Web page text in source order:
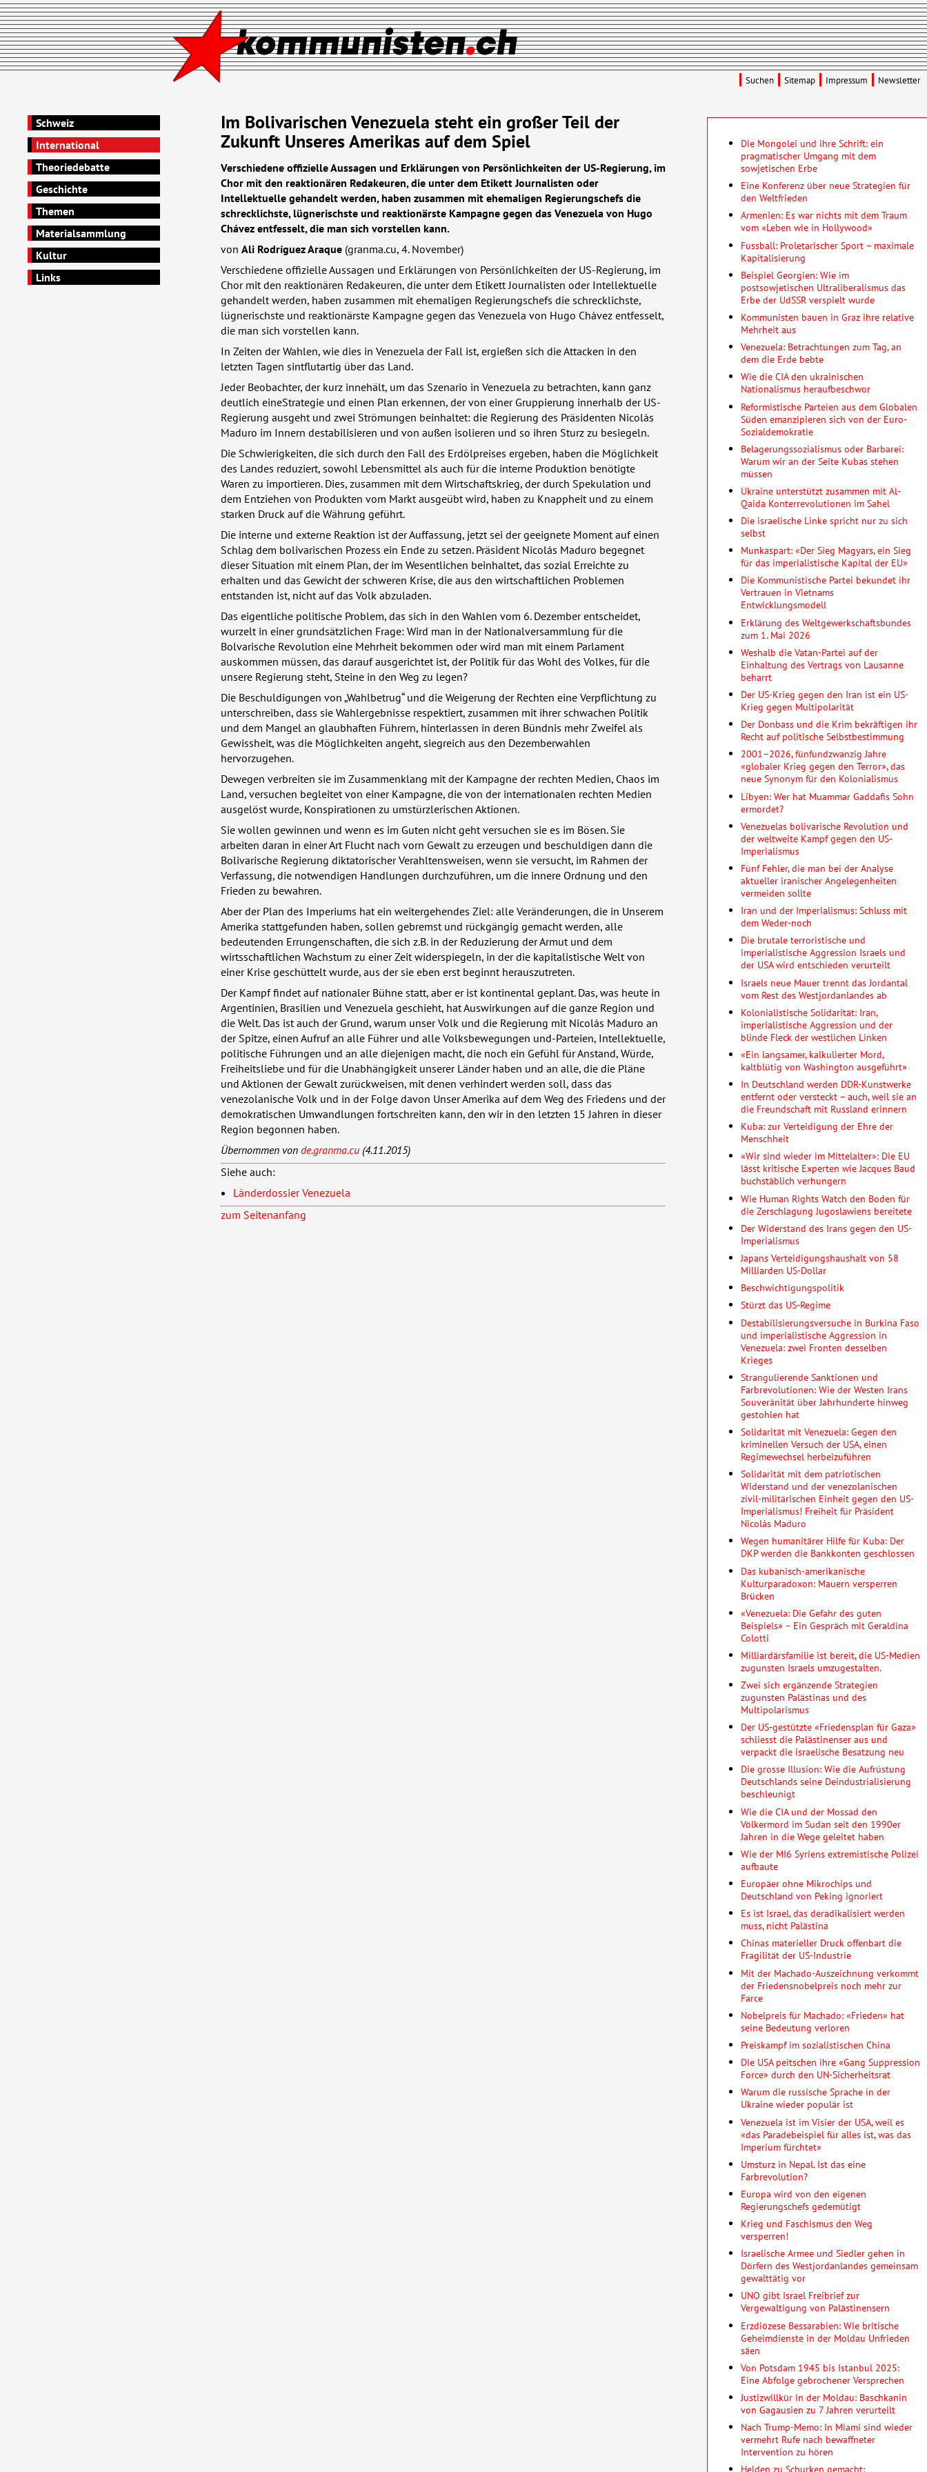
Schweiz
International
Theoriedebatte
Geschichte
Themen
Materialsammlung
Kultur
Links
Im Bolivarischen Venezuela steht ein großer Teil der
Zukunft Unseres Amerikas auf dem Spiel
Verschiedene offizielle Aussagen und Erklärungen von Persönlichkeiten der US-Regierung, im
Chor mit den reaktionären Redakeuren, die unter dem Etikett Journalisten oder
Intellektuelle gehandelt werden, haben zusammen mit ehemaligen Regierungschefs die
schrecklichste, lügnerischste und reaktionärste Kampagne gegen das Venezuela von Hugo
Chávez entfesselt, die man sich vorstellen kann.
von Ali Rodríguez Araque (granma.cu, 4. November)
Verschiedene offizielle Aussagen und Erklärungen von Persönlichkeiten der US-Regierung, im
Chor mit den reaktionären Redakeuren, die unter dem Etikett Journalisten oder Intellektuelle
gehandelt werden, haben zusammen mit ehemaligen Regierungschefs die schrecklichste,
lügnerischste und reaktionärste Kampagne gegen das Venezuela von Hugo Chávez entfesselt,
die man sich vorstellen kann.
In Zeiten der Wahlen, wie dies in Venezuela der Fall ist, ergießen sich die Attacken in den
letzten Tagen sintflutartig über das Land.
Jeder Beobachter, der kurz innehält, um das Szenario in Venezuela zu betrachten, kann ganz
deutlich eineStrategie und einen Plan erkennen, der von einer Gruppierung innerhalb der US-
Regierung ausgeht und zwei Strömungen beinhaltet: die Regierung des Präsidenten Nicolás
Maduro im Innern destabilisieren und von außen isolieren und so ihren Sturz zu besiegeln.
Die Schwierigkeiten, die sich durch den Fall des Erdölpreises ergeben, haben die Möglichkeit
des Landes reduziert, sowohl Lebensmittel als auch für die interne Produktion benötigte
Waren zu importieren. Dies, zusammen mit dem Wirtschaftskrieg, der durch Spekulation und
dem Entziehen von Produkten vom Markt ausgeübt wird, haben zu Knappheit und zu einem
starken Druck auf die Währung geführt.
Die interne und externe Reaktion ist der Auffassung, jetzt sei der geeignete Moment auf einen
Schlag dem bolivarischen Prozess ein Ende zu setzen. Präsident Nicolás Maduro begegnet
dieser Situation mit einem Plan, der im Wesentlichen beinhaltet, das sozial Erreichte zu
erhalten und das Gewicht der schweren Krise, die aus den wirtschaftlichen Problemen
entstanden ist, nicht auf das Volk abzuladen.
Das eigentliche politische Problem, das sich in den Wahlen vom 6. Dezember entscheidet,
wurzelt in einer grundsätzlichen Frage: Wird man in der Nationalversammlung für die
Bolvarische Revolution eine Mehrheit bekommen oder wird man mit einem Parlament
auskommen müssen, das darauf ausgerichtet ist, der Politik für das Wohl des Volkes, für die
unsere Regierung steht, Steine in den Weg zu legen?
Die Beschuldigungen von „Wahlbetrug“ und die Weigerung der Rechten eine Verpflichtung zu
unterschreiben, dass sie Wahlergebnisse respektiert, zusammen mit ihrer schwachen Politik
und dem Mangel an glaubhaften Führern, hinterlassen in deren Bündnis mehr Zweifel als
Gewissheit, was die Möglichkeiten angeht, siegreich aus den Dezemberwahlen
hervorzugehen.
Dewegen verbreiten sie im Zusammenklang mit der Kampagne der rechten Medien, Chaos im
Land, versuchen begleitet von einer Kampagne, die von der internationalen rechten Medien
ausgelöst wurde, Konspirationen zu umstürzlerischen Aktionen.
Sie wollen gewinnen und wenn es im Guten nicht geht versuchen sie es im Bösen. Sie
arbeiten daran in einer Art Flucht nach vorn Gewalt zu erzeugen und beschuldigen dann die
Bolivarische Regierung diktatorischer Verahltensweisen, wenn sie versucht, im Rahmen der
Verfassung, die notwendigen Handlungen durchzuführen, um die innere Ordnung und den
Frieden zu bewahren.
Aber der Plan des Imperiums hat ein weitergehendes Ziel: alle Veränderungen, die in Unserem
Amerika stattgefunden haben, sollen gebremst und rückgängig gemacht werden, alle
bedeutenden Errungenschaften, die sich z.B. in der Reduzierung der Armut und dem
wirtsschaftlichen Wachstum zu einer Zeit widerspiegeln, in der die kapitalistische Welt von
einer Krise geschüttelt wurde, aus der sie eben erst beginnt herauszutreten.
Der Kampf findet auf nationaler Bühne statt, aber er ist kontinental geplant. Das, was heute in
Argentinien, Brasilien und Venezuela geschieht, hat Auswirkungen auf die ganze Region und
die Welt. Das ist auch der Grund, warum unser Volk und die Regierung mit Nicolás Maduro an
der Spitze, einen Aufruf an alle Führer und alle Volksbewegungen und-Parteien, Intellektuelle,
politische Führungen und an alle diejenigen macht, die noch ein Gefühl für Anstand, Würde,
Freiheitsliebe und für die Unabhängigkeit unserer Länder haben und an alle, die die Pläne
und Aktionen der Gewalt zurückweisen, mit denen verhindert werden soll, dass das
venezolanische Volk und in der Folge davon Unser Amerika auf dem Weg des Friedens und der
demokratischen Umwandlungen fortschreiten kann, den wir in den letzten 15 Jahren in dieser
Region begonnen haben.
Übernommen von de.granma.cu (4.11.2015)
Siehe auch:
Länderdossier Venezuela
zum Seitenanfang
Die Mongolei und ihre Schrift: ein
pragmatischer Umgang mit dem
sowjetischen Erbe
Eine Konferenz über neue Strategien für
den Weltfrieden
Armenien: Es war nichts mit dem Traum
vom «Leben wie in Hollywood»
Fussball: Proletarischer Sport – maximale
Kapitalisierung
Beispiel Georgien: Wie im
postsowjetischen Ultraliberalismus das
Erbe der UdSSR verspielt wurde
Kommunisten bauen in Graz ihre relative
Mehrheit aus
Venezuela: Betrachtungen zum Tag, an
dem die Erde bebte
Wie die CIA den ukrainischen
Nationalismus heraufbeschwor
Reformistische Parteien aus dem Globalen
Süden emanzipieren sich von der Euro-
Sozialdemokratie
Belagerungssozialismus oder Barbarei:
Warum wir an der Seite Kubas stehen
müssen
Ukraine unterstützt zusammen mit Al-
Qaida Konterrevolutionen im Sahel
Die israelische Linke spricht nur zu sich
selbst
Munkaspart: «Der Sieg Magyars, ein Sieg
für das imperialistische Kapital der EU»
Die Kommunistische Partei bekundet ihr
Vertrauen in Vietnams
Entwicklungsmodell
Erklärung des Weltgewerkschaftsbundes
zum 1. Mai 2026
Weshalb die Vatan-Partei auf der
Einhaltung des Vertrags von Lausanne
beharrt
Der US-Krieg gegen den Iran ist ein US-
Krieg gegen Multipolarität
Der Donbass und die Krim bekräftigen ihr
Recht auf politische Selbstbestimmung
2001–2026, fünfundzwanzig Jahre
«globaler Krieg gegen den Terror», das
neue Synonym für den Kolonialismus
Libyen: Wer hat Muammar Gaddafis Sohn
ermordet?
Venezuelas bolivarische Revolution und
der weltweite Kampf gegen den US-
Imperialismus
Fünf Fehler, die man bei der Analyse
aktueller iranischer Angelegenheiten
vermeiden sollte
Iran und der Imperialismus: Schluss mit
dem Weder-noch
Die brutale terroristische und
imperialistische Aggression Israels und
der USA wird entschieden verurteilt
Israels neue Mauer trennt das Jordantal
vom Rest des Westjordanlandes ab
Kolonialistische Solidarität: Iran,
imperialistische Aggression und der
blinde Fleck der westlichen Linken
«Ein langsamer, kalkulierter Mord,
kaltblütig von Washington ausgeführt»
In Deutschland werden DDR-Kunstwerke
entfernt oder versteckt – auch, weil sie an
die Freundschaft mit Russland erinnern
Kuba: zur Verteidigung der Ehre der
Menschheit
«Wir sind wieder im Mittelalter»: Die EU
lässt kritische Experten wie Jacques Baud
buchstäblich verhungern
Wie Human Rights Watch den Boden für
die Zerschlagung Jugoslawiens bereitete
Der Widerstand des Irans gegen den US-
Imperialismus
Japans Verteidigungshaushalt von 58
Milliarden US-Dollar
Beschwichtigungspolitik
Stürzt das US-Regime
Destabilisierungsversuche in Burkina Faso
und imperialistische Aggression in
Venezuela: zwei Fronten desselben
Krieges
Strangulierende Sanktionen und
Farbrevolutionen: Wie der Westen Irans
Souveränität über Jahrhunderte hinweg
gestohlen hat
Solidarität mit Venezuela: Gegen den
kriminellen Versuch der USA, einen
Regimewechsel herbeizuführen
Solidarität mit dem patriotischen
Widerstand und der venezolanischen
zivil-militärischen Einheit gegen den US-
Imperialismus! Freiheit für Präsident
Nicolás Maduro
Wegen humanitärer Hilfe für Kuba: Der
DKP werden die Bankkonten geschlossen
Das kubanisch-amerikanische
Kulturparadoxon: Mauern versperren
Brücken
«Venezuela: Die Gefahr des guten
Beispiels» – Ein Gespräch mit Geraldina
Colotti
Milliardärsfamilie ist bereit, die US-Medien
zugunsten Israels umzugestalten.
Zwei sich ergänzende Strategien
zugunsten Palästinas und des
Multipolarismus
Der US-gestützte «Friedensplan für Gaza»
schliesst die Palästinenser aus und
verpackt die israelische Besatzung neu
Die grosse Illusion: Wie die Aufrüstung
Deutschlands seine Deindustrialisierung
beschleunigt
Wie die CIA und der Mossad den
Völkermord im Sudan seit den 1990er
Jahren in die Wege geleitet haben
Wie der MI6 Syriens extremistische Polizei
aufbaute
Europäer ohne Mikrochips und
Deutschland von Peking ignoriert
Es ist Israel, das deradikalisiert werden
muss, nicht Palästina
Chinas materieller Druck offenbart die
Fragilität der US-Industrie
Mit der Machado-Auszeichnung verkommt
der Friedensnobelpreis noch mehr zur
Farce
Nobelpreis für Machado: «Frieden» hat
seine Bedeutung verloren
Preiskampf im sozialistischen China
Die USA peitschen ihre «Gang Suppression
Force» durch den UN-Sicherheitsrat
Warum die russische Sprache in der
Ukraine wieder populär ist
Venezuela ist im Visier der USA, weil es
«das Paradebeispiel für alles ist, was das
Imperium fürchtet»
Umsturz in Nepal. Ist das eine
Farbrevolution?
Europa wird von den eigenen
Regierungschefs gedemütigt
Krieg und Faschismus den Weg
versperren!
Israelische Armee und Siedler gehen in
Dörfern des Westjordanlandes gemeinsam
gewalttätig vor
UNO gibt Israel Freibrief zur
Vergewaltigung von Palästinensern
Erzdiözese Bessarabien: Wie britische
Geheimdienste in der Moldau Unfrieden
säen
Von Potsdam 1945 bis Istanbul 2025:
Eine Abfolge gebrochener Versprechen
Justizwillkür in der Moldau: Baschkanin
von Gagausien zu 7 Jahren verurteilt
Nach Trump-Memo: In Miami sind wieder
vermehrt Rufe nach bewaffneter
Intervention zu hören
Helden zu Schurken gemacht:
Suchen Sitemap Impressum Newsletter